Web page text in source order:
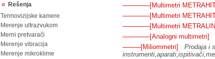
Rešenja
Termovizijske kamere
Merenje ultrazvukom
Merni pretvarači
Merenje vibracija
Merenje mikroklime
──────[Multimetri
──────[Multimetri
──────[Multimetri
──────[Analogni multimetri]
────[Miliommetri]
Prodaja i